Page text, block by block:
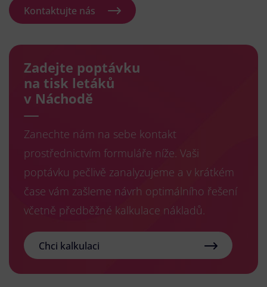
Kontaktujte nás
Zadejte poptávku
na tisk letáků
v Náchodě
Zanechte nám na sebe kontakt
prostřednictvím formuláře níže. Vaši
poptávku pečlivě zanalyzujeme a v krátkém
čase vám zašleme návrh optimálního řešení
včetně předběžné kalkulace nákladů.
Chci kalkulaci